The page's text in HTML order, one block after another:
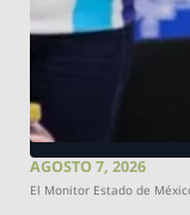
AGOSTO 7, 2026
El Monitor Estado de